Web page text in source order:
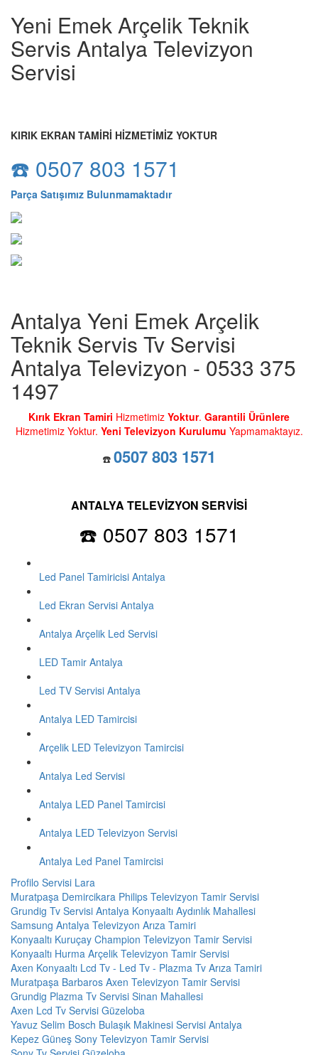
Yeni Emek Arçelik Teknik
Servis Antalya Televizyon
Servisi
KIRIK EKRAN TAMİRİ HİZMETİMİZ YOKTUR
☎️ 0507 803 1571
Parça Satışımız Bulunmamaktadır
Antalya Yeni Emek Arçelik
Teknik Servis Tv Servisi
Antalya Televizyon - 0533 375
1497
Kırık Ekran Tamiri Hizmetimiz Yoktur. Garantili Ürünlere
Hizmetimiz Yoktur. Yeni Televizyon Kurulumu Yapmamaktayız.
☎️ 0507 803 1571
ANTALYA TELEVİZYON SERVİSİ
☎️ 0507 803 1571
Led Panel Tamiricisi Antalya
Led Ekran Servisi Antalya
Antalya Arçelik Led Servisi
LED Tamir Antalya
Led TV Servisi Antalya
Antalya LED Tamircisi
Arçelik LED Televizyon Tamircisi
Antalya Led Servisi
Antalya LED Panel Tamircisi
Antalya LED Televizyon Servisi
Antalya Led Panel Tamircisi
Profilo Servisi Lara
Muratpaşa Demircikara Philips Televizyon Tamir Servisi
Grundig Tv Servisi Antalya Konyaaltı Aydınlık Mahallesi
Samsung Antalya Televizyon Arıza Tamiri
Konyaaltı Kuruçay Champion Televizyon Tamir Servisi
Konyaaltı Hurma Arçelik Televizyon Tamir Servisi
Axen Konyaaltı Lcd Tv - Led Tv - Plazma Tv Arıza Tamiri
Muratpaşa Barbaros Axen Televizyon Tamir Servisi
Grundig Plazma Tv Servisi Sinan Mahallesi
Axen Lcd Tv Servisi Güzeloba
Yavuz Selim Bosch Bulaşık Makinesi Servisi Antalya
Kepez Güneş Sony Televizyon Tamir Servisi